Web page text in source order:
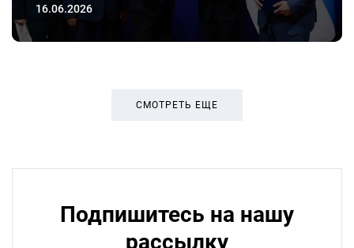
16.06.2026
СМОТРЕТЬ ЕЩЕ
Подпишитесь на нашу
рассылку